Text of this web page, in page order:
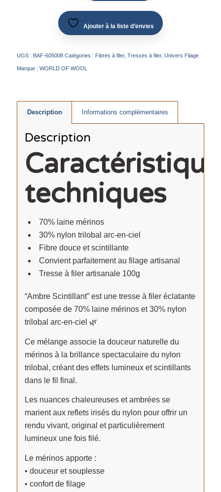
Ajouter à la liste d’envies
UGS : BAF-605008 Catégories : Fibres à filer, Tresses à filer, Univers Filage
Marque : WORLD OF WOOL
Description Informations complémentaires
Description
techniques
70% laine mérinos
30% nylon trilobal arc-en-ciel
Fibre douce et scintillante
Convient parfaitement au filage artisanal
Tresse à filer artisanale 100g
“Ambre Scintillant” est une tresse à filer éclatante
composée de 70% laine mérinos et 30% nylon
trilobal arc-en-ciel 🌿
Ce mélange associe la douceur naturelle du
mérinos à la brillance spectaculaire du nylon
trilobal, créant des effets lumineux et scintillants
dans le fil final.
Les nuances chaleureuses et ambrées se
marient aux reflets irisés du nylon pour offrir un
rendu vivant, original et particulièrement
lumineux une fois filé.
Le mérinos apporte :
• douceur et souplesse
• confort de filage